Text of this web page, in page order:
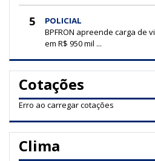
5 POLICIAL
BPFRON apreende carga de
em R$ 950 mil ...
Cotações
Erro ao carregar cotações
Clima